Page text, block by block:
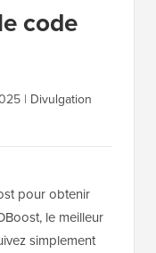
code
| Divulgation
pour obtenir
le meilleur
simplement